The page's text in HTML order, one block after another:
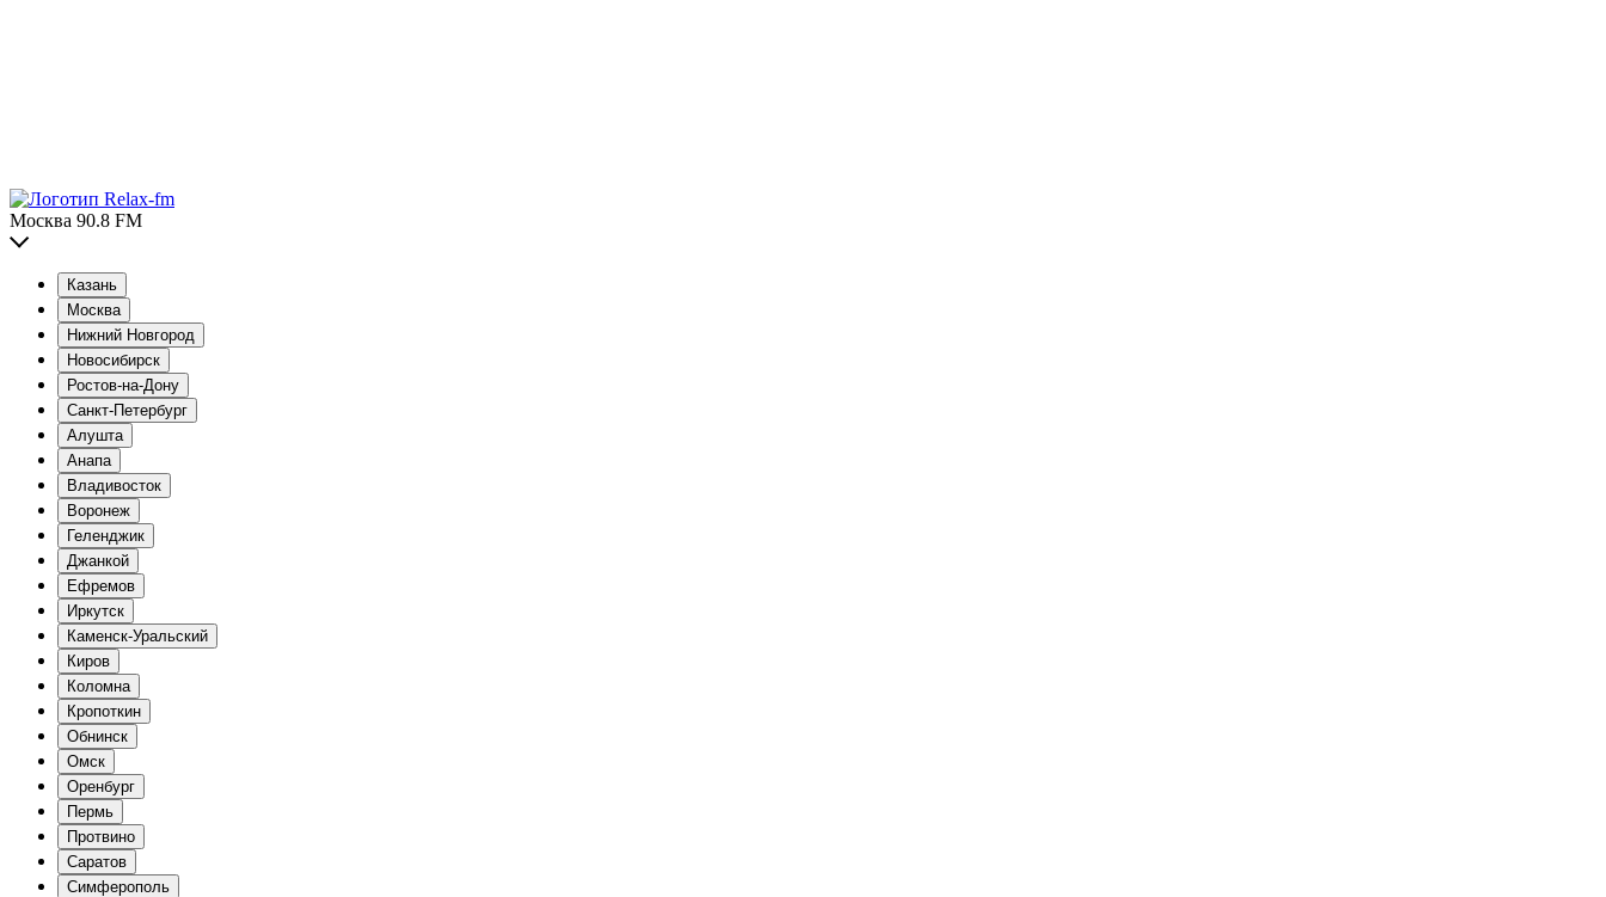
Москва 90.8 FM
Казань
Москва
Нижний Новгород
Новосибирск
Ростов-на-Дону
Санкт-Петербург
Алушта
Анапа
Владивосток
Воронеж
Геленджик
Джанкой
Ефремов
Иркутск
Каменск-Уральский
Киров
Коломна
Кропоткин
Обнинск
Омск
Оренбург
Пермь
Протвино
Саратов
Симферополь